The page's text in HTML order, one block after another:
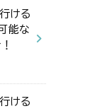
ける
能な
ける